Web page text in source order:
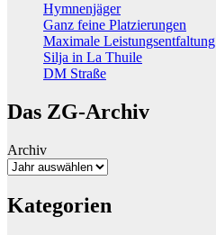
Hymnenjäger
Ganz feine Platzierungen
Maximale Leistungsentfaltung
Silja in La Thuile
DM Straße
Das ZG-Archiv
Archiv
Kategorien